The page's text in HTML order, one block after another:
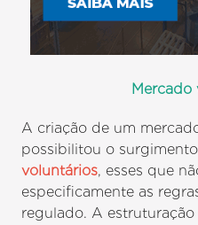
Mercado
A criação de um
possibilitou o
voluntários, esses que
especificamente as
regulado. A